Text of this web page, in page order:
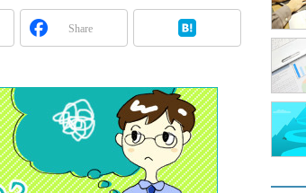
Security & Trust
Test & Tools
ブログ
Share